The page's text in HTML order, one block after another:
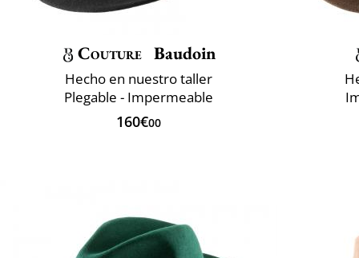
Couture Baudoin
Hecho en nuestro taller
Plegable - Impermeable
160€00